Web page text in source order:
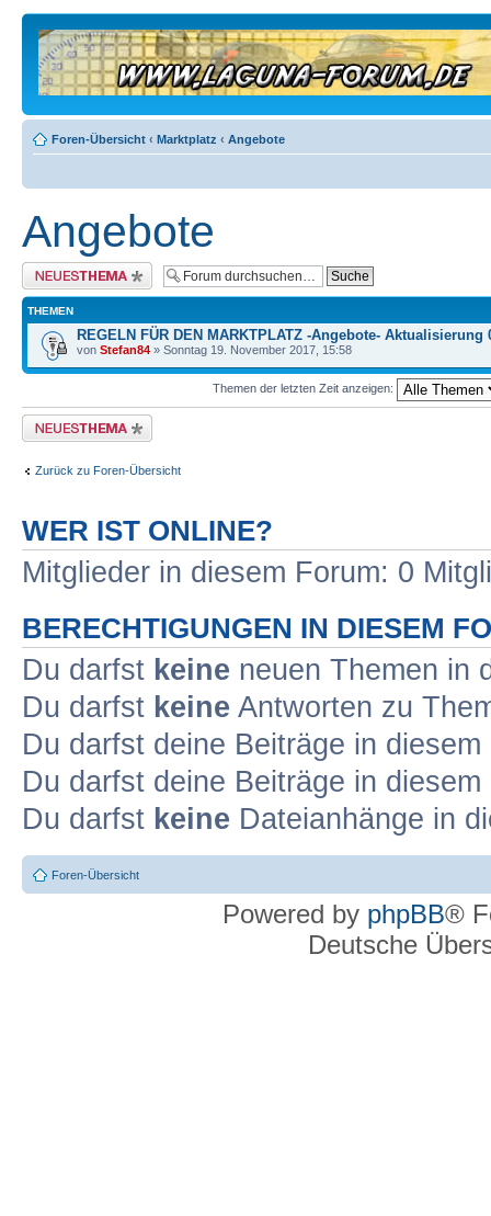
Foren-Übersicht ‹ Marktplatz ‹ Angebote
Angebote
Neues Thema erstellen
THEMEN
REGELN FÜR DEN MARKTPLATZ -Angebote- Aktualisierung
von Stefan84 » Sonntag 19. November 2017, 15:58
Themen der letzten Zeit anzeigen:
Neues Thema erstellen
Zurück zu Foren-Übersicht
WER IST ONLINE?
Mitglieder in diesem Forum: 0
BERECHTIGUNGEN IN DIESEM
Du darfst keine neuen Themen in
Du darfst keine Antworten zu
Du darfst deine Beiträge in
Du darfst deine Beiträge in
Du darfst keine Dateianhänge in
Foren-Übersicht
Powered by phpBB®
Deutsche